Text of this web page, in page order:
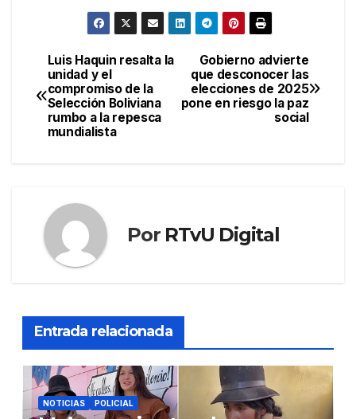
Navegación
de
entradas
Gobierno advierte
que desconocer las
elecciones de 2025
pone en riesgo la paz
social
Luis Haquin resalta la
unidad y el
compromiso de la
Selección Boliviana
rumbo a la repesca
mundialista
Por RTvU Digital
Entrada relacionada
NOTICIAS POLICIAL